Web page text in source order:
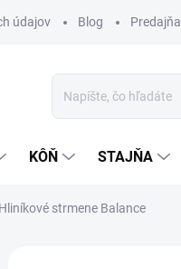
údajov Blog Predajňa
KÔŇ STAJŇA
strmene Balance